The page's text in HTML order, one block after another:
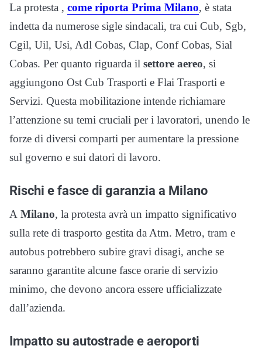
La protesta , come riporta Prima Milano, è stata
indetta da numerose sigle sindacali, tra cui Cub, Sgb,
Cgil, Uil, Usi, Adl Cobas, Clap, Conf Cobas, Sial
Cobas. Per quanto riguarda il settore aereo, si
aggiungono Ost Cub Trasporti e Flai Trasporti e
Servizi. Questa mobilitazione intende richiamare
l’attenzione su temi cruciali per i lavoratori, unendo le
forze di diversi comparti per aumentare la pressione
sul governo e sui datori di lavoro.
Rischi e fasce di garanzia a Milano
A Milano, la protesta avrà un impatto significativo
sulla rete di trasporto gestita da Atm. Metro, tram e
autobus potrebbero subire gravi disagi, anche se
saranno garantite alcune fasce orarie di servizio
minimo, che devono ancora essere ufficializzate
dall’azienda.
Impatto su autostrade e aeroporti